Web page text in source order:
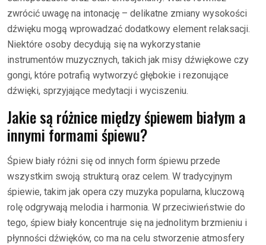
zwrócić uwagę na intonację – delikatne zmiany wysokości
dźwięku mogą wprowadzać dodatkowy element relaksacji.
Niektóre osoby decydują się na wykorzystanie
instrumentów muzycznych, takich jak misy dźwiękowe czy
gongi, które potrafią wytworzyć głębokie i rezonujące
dźwięki, sprzyjające medytacji i wyciszeniu.
Jakie są różnice między śpiewem białym a
innymi formami śpiewu?
Śpiew biały różni się od innych form śpiewu przede
wszystkim swoją strukturą oraz celem. W tradycyjnym
śpiewie, takim jak opera czy muzyka popularna, kluczową
rolę odgrywają melodia i harmonia. W przeciwieństwie do
tego, śpiew biały koncentruje się na jednolitym brzmieniu i
płynności dźwięków, co ma na celu stworzenie atmosfery